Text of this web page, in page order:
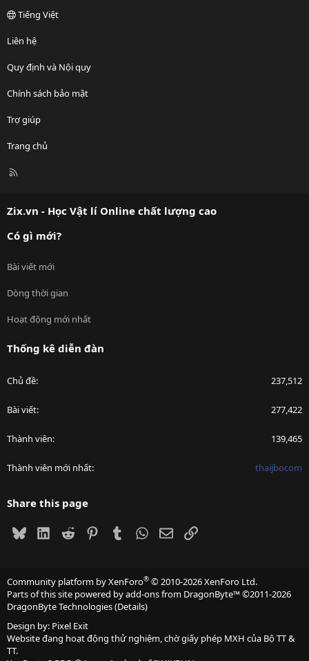
Tiếng Việt
Liên hệ
Quy định và Nội quy
Chính sách bảo mật
Trợ giúp
Trang chủ
R
Zix.vn - Học Vật lí Online chất lượng cao
Có gì mới?
Bài viết mới
Dòng thời gian
Hoạt động mới nhất
Thống kê diễn đàn
Chủ đề 237,512
Bài viết 277,422
Thành viên 139,465
Thành viên mới nhất thaijbocom
Share this page
BlueskyLinkedIn
Reddit PinterestTumblrWhatsApp
EmailLink
Community platform by XenForo® © 2010-2026 XenForo Ltd.
Parts of this site powered byadd-ons from DragonByte™©2011-2026
DragonByte Technologies(Details)
Design by: Pixel Exit
Website đang hoạt động thử nghiệm, chờ giấy phép MXH của Bộ TT &
TT.